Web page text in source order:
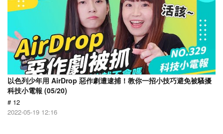
以色列少年用 AirDrop 惡作劇遭逮捕！教你一招小技巧避免被騷擾
科技小電報 (05/20)
# 12
2022-05-19 12:16